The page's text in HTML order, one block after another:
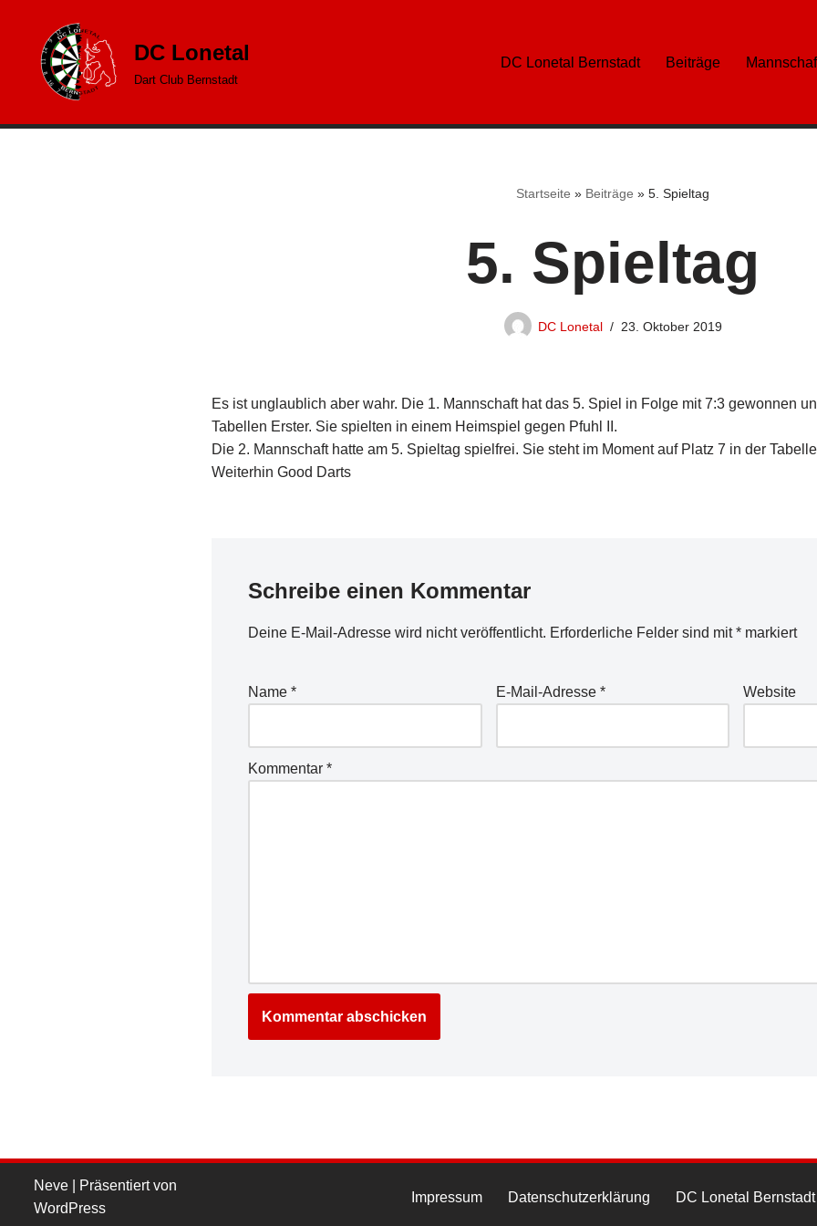
Zum
Inhalt
springen
DC Lonetal
Dart Club Bernstadt
DC Lonetal Bernstadt Beiträge
Startseite » Beiträge » 5. Spieltag
5. Spieltag
DC Lonetal 23. Oktober 2019
Es ist unglaublich aber wahr. Die 1. Mannschaft hat das 5. Spiel in Folge mit 7:3 gewonnen
Tabellen Erster. Sie spielten in einem Heimspiel gegen Pfuhl II.
Die 2. Mannschaft hatte am 5. Spieltag spielfrei. Sie steht im Moment auf Platz 7 in der
Weiterhin Good Darts
Schreibe einen Kommentar
Deine E-Mail-Adresse wird nicht veröffentlicht. Erforderliche Felder sind mit* markiert
Name * E-Mail-Adresse * Website
Kommentar *
Neve | Präsentiert von
WordPress
Impressum Datenschutzerklärung DC Lonetal Bernstadt